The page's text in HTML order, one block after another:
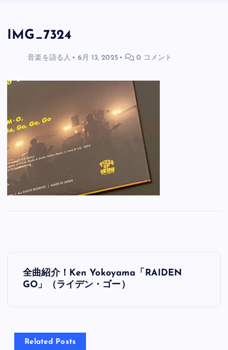
IMG_7324
音楽を語る人 6月 13, 2025 0 コメント
投
稿
ビ
全曲紹介！Ken Yokoyama「RAIDEN
GO」（ライデン・ゴー）
Related Posts